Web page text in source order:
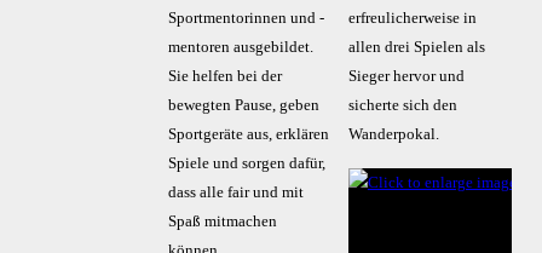
Sportmentorinnen und -
mentoren ausgebildet.
Sie helfen bei der
bewegten Pause, geben
Sportgeräte aus, erklären
Spiele und sorgen dafür,
dass alle fair und mit
Spaß mitmachen
erfreulicherweise in
allen drei Spielen als
Sieger hervor und
sicherte sich den
Wanderpokal.